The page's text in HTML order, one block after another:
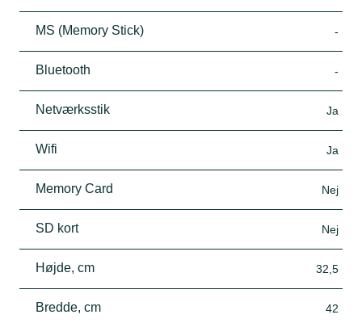
MS (Memory Stick) -
Bluetooth -
Netværksstik Ja
Wifi Ja
Memory Card Nej
SD kort Nej
Højde, cm 32,5
Bredde, cm 42